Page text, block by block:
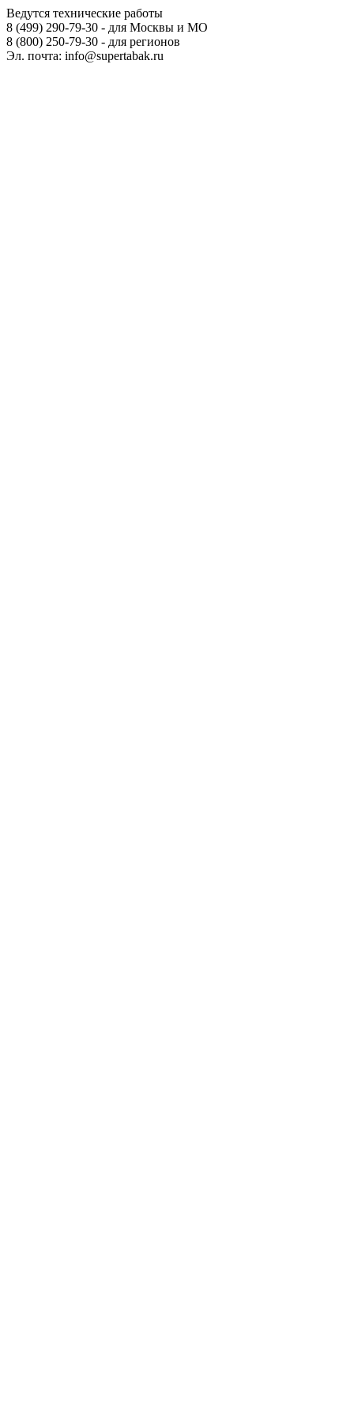
Ведутся технические работы
8 (499) 290-79-30 - для Москвы и МО
8 (800) 250-79-30 - для регионов
Эл. почта: info@supertabak.ru